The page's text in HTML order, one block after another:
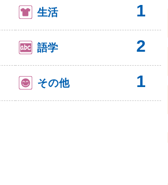
生活 1
語学 2
その他 1